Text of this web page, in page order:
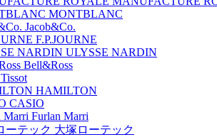
MONTBLANC
Jacob&Co.
F.P.JOURNE
ULYSSE NARDIN
Bell&Ross
Tissot
HAMILTON
CASIO
Furlan Marri
大塚ローテック